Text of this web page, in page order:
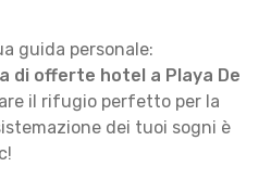
guida personale:
di offerte hotel a Playa De
il rifugio perfetto per la
dei tuoi sogni è